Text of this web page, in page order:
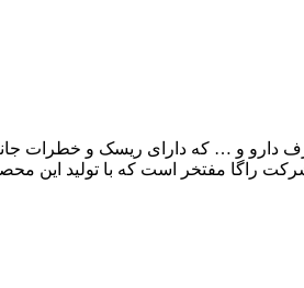
و … که دارای ریسک و خطرات
راگا مفتخر است که با تولید این